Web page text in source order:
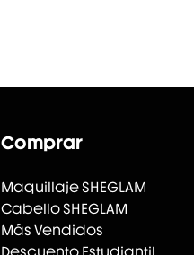
Comprar
Maquillaje SHEGLAM
Cabello SHEGLAM
Más Vendidos